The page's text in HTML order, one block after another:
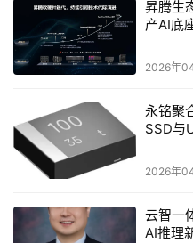
开辟新路。
算力需求的大幅增长，将带
数据中心的每颗处理器核“
的上限。在双碳目标下，如
到平衡支点，“高性能计算”
数据中心是AMD重点投入的
心市场发展迅猛，并创造了
昇腾生
产AI底
2026年
永铭聚
SSD与
2026年
云智一
AI推理